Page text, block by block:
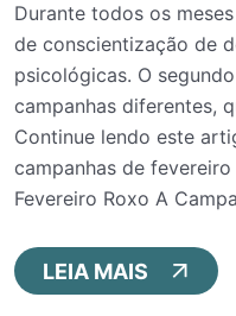
Durante todos os
de conscientização de
psicológicas. O
campanhas diferentes,
Continue lendo este
campanhas de
Fevereiro Roxo A
LEIA MAIS